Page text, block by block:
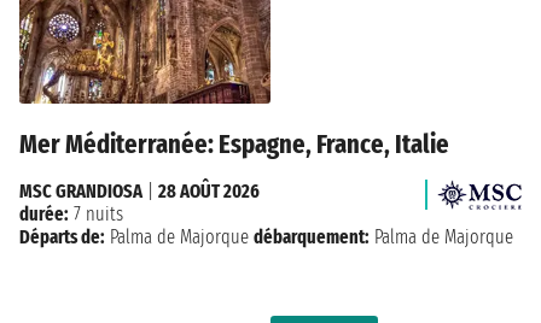
Mer Méditerranée: Espagne, France, Italie
MSC GRANDIOSA| 28 AOÛT 2026
durée: 7 nuits
Départs de: Palma de Majorque débarquement: Palma de Majorque